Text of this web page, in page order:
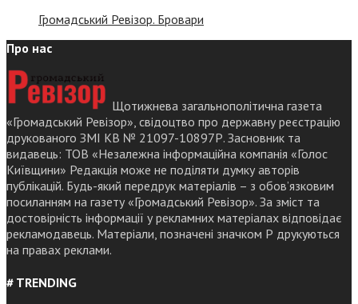
Громадський Ревізор. Бровари
Про нас
Щотижнева загальнополітична газета
«Громадський Ревізор», свідоцтво про державну реєстрацію
друкованого ЗМІ КВ № 21097-10897Р. Засновник та
видавець: ТОВ «Незалежна інформаційна компанія «Голос
Київщини» Редакція може не поділяти думку авторів
публікацій. Будь-який передрук матеріалів – з обов’язковим
посиланням на газету «Громадський Ревізор». За зміст та
достовірність інформації у рекламних матеріалах відповідає
рекламодавець. Матеріали, позначені значком Р друкуються
на правах реклами.
# TRENDING